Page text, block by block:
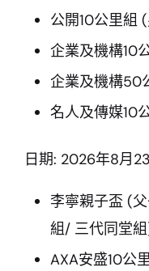
公開10公里組
企業及機構10
企業及機構50
名人及傳媒10
日期: 2026年8月
李寧親子盃 (
組/ 三代同堂
AXA安盛10公